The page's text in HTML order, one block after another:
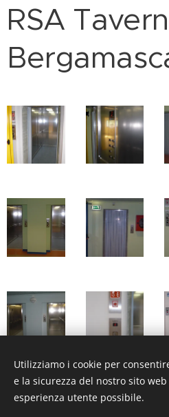
RSA
Utilizziamo i cookie per
e la sicurezza del nostro sito
esperienza utente possibile.